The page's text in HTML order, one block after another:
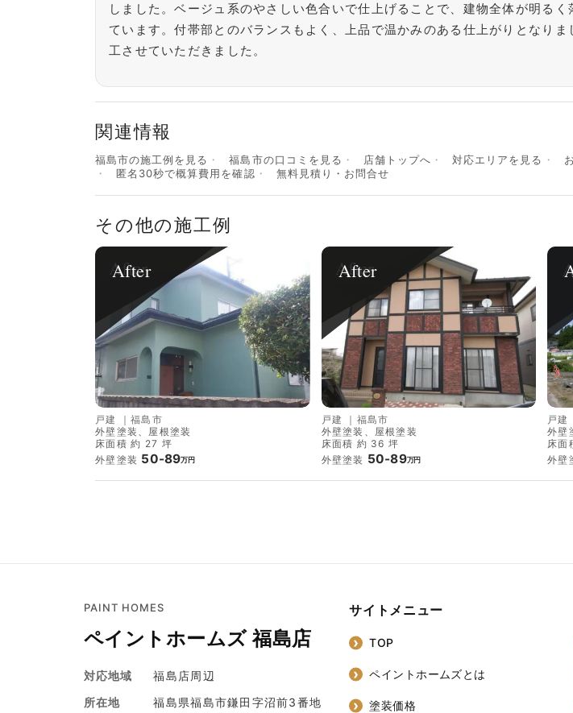
しました。ベージュ系のやさしい色合いで仕上げることで、建物全体が明る
ています。付帯部とのバランスもよく、上品で温かみのある仕上がりとなり
工させていただきました。
関連情報
福島市の施工例を見る 福島市の口コミを見る 店舗トップへ 対応エリアを見る
匿名30秒で概算費用を確認
無料見積り・お問合せ
その他の施工例
After
戸建 ｜福島市
外壁塗装、屋根塗装
床面積 約 27 坪
外壁塗装 50-89万円
After
戸建 ｜ 福島市
外壁塗装、屋根塗装
床面積 約 36 坪
外壁塗装 50-89万円
戸建
外壁
床面
外壁
PAINT HOMES
ペイントホームズ 福島店
対応地域
福島店周辺
所在地
福島県福島市鎌田字沼前3番地
サイトメニュー
TOP
ペイントホームズとは
塗装価格